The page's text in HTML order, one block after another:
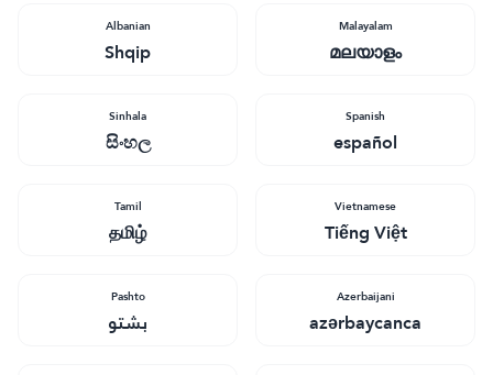
Albanian
Shqip
Malayalam
മലയാളം
Sinhala
සිංහල
Spanish
español
Tamil
தமிழ்
Vietnamese
Tiếng Việt
Pashto
بشتو
Azerbaijani
azərbaycanca